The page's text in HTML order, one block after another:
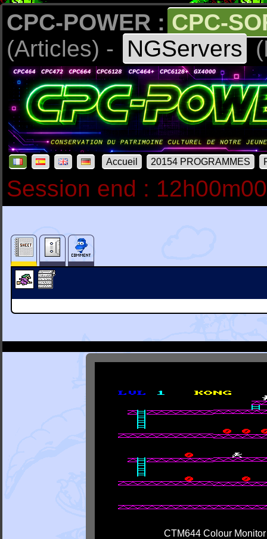
CPC-POWER : CPC-
(Articles) -
NGServers
Accueil 20154 PROGRAMMES
Session end :
CTM644 Colour Monitor